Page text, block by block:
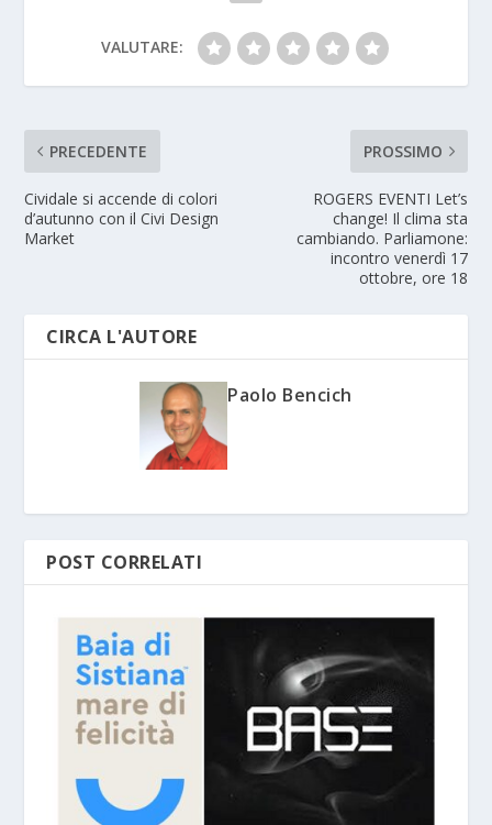
VALUTARE:
PRECEDENTE
Cividale si accende di colori
d’autunno con il Civi Design
Market
PROSSIMO
ROGERS EVENTI Let’s
change! Il clima sta
cambiando. Parliamone:
incontro venerdì 17
ottobre, ore 18
CIRCA L'AUTORE
Paolo Bencich
POST CORRELATI